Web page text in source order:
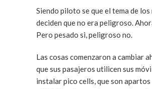
Siendo piloto se que el tema de
deciden que no era peligroso.
Pero pesado si, peligroso no.
Las cosas comenzaron a cambiar
que sus pasajeros utilicen sus
instalar pico cells, que son